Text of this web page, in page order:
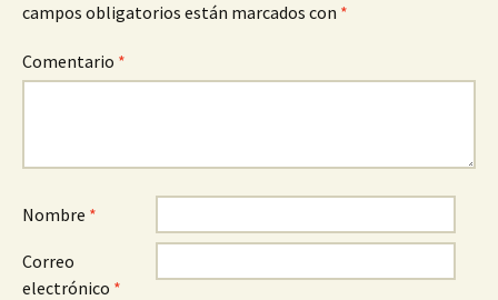
campos obligatorios están marcados con *
Comentario *
Nombre *
Correo
electrónico *